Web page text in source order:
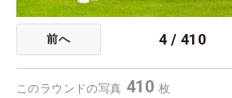
前へ 4 / 410
このラウンドの写真 410 枚